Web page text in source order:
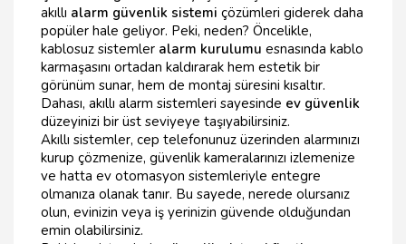
akıllı alarm güvenlik sistemi çözümleri giderek daha
popüler hale geliyor. Peki, neden? Öncelikle,
kablosuz sistemler alarm kurulumu esnasında kablo
karmaşasını ortadan kaldırarak hem estetik bir
görünüm sunar, hem de montaj süresini kısaltır.
Dahası, akıllı alarm sistemleri sayesinde ev güvenlik
düzeyinizi bir üst seviyeye taşıyabilirsiniz.
Akıllı sistemler, cep telefonunuz üzerinden alarmınızı
kurup çözmenize, güvenlik kameralarınızı izlemenize
ve hatta ev otomasyon sistemleriyle entegre
olmanıza olanak tanır. Bu sayede, nerede olursanız
olun, evinizin veya iş yerinizin güvende olduğundan
emin olabilirsiniz.